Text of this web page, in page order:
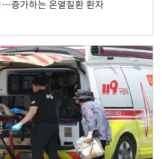
…증가하는 온열질환 환자